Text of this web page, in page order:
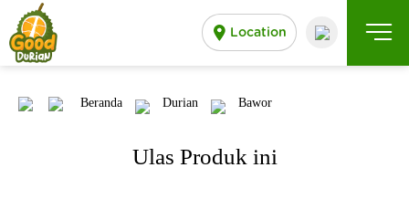
Location
Beranda Durian Bawor
Ulas Produk ini